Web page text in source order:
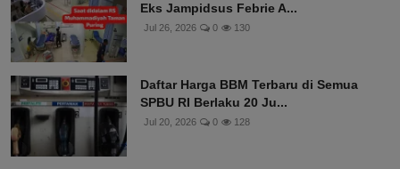
Eks Jampidsus Febrie A...
Jul 26, 2026 0 130
Daftar Harga BBM Terbaru di Semua
SPBU RI Berlaku 20 Ju...
Jul 20, 2026 0 128